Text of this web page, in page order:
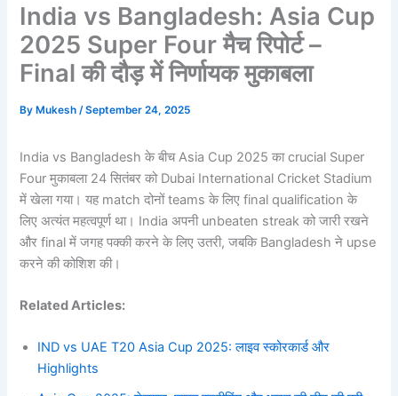
India vs Bangladesh: Asia Cup
2025 Super Four मैच रिपोर्ट –
Final की दौड़ में निर्णायक मुकाबला
By Mukesh/September 24, 2025
India vs Bangladesh के बीच Asia Cup 2025 का crucial Super
Four मुकाबला 24 सितंबर को Dubai International Cricket Stadium
में खेला गया। यह match दोनों teams के लिए final qualification के
लिए अत्यंत महत्वपूर्ण था। India अपनी unbeaten streak को जारी रखने
और final में जगह पक्की करने के लिए उतरी, जबकि Bangladesh ने upse
करने की कोशिश की।
Related Articles:
IND vs UAE T20 Asia Cup 2025: लाइव स्कोरकार्ड और
Highlights